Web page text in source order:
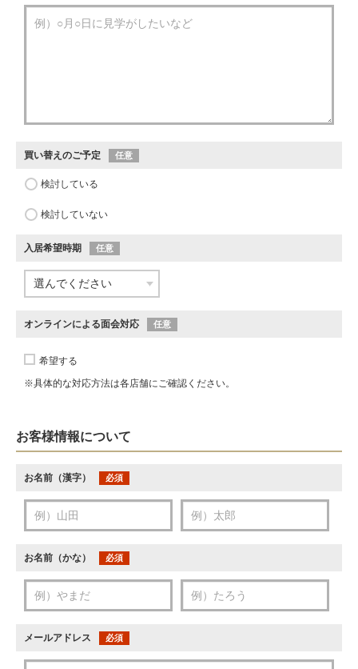
買い替えのご予定 任意
検討している
検討していない
入居希望時期 任意
オンラインによる面会対応 任意
希望する
※具体的な対応方法は各店舗にご確認ください。
お客様情報について
お名前（漢字） 必須
お名前（かな） 必須
メールアドレス 必須